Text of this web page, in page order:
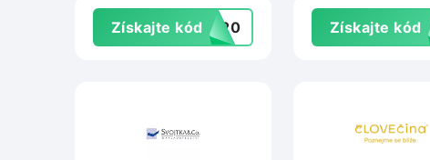
Získajte kódRA20 Získajte kód